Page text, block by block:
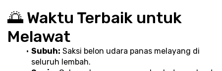
🌅 Waktu Terbaik untuk
Melawat
Subuh: Saksi belon udara panas melayang di
seluruh lembah.